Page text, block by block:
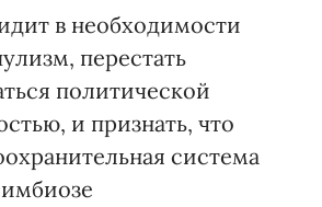
в необходимости
перестать
политической
и признать, что
система